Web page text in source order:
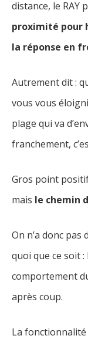
distance, le RAY
proximité pour
la réponse en
Autrement dit :
vous vous
plage qui va
franchement,
Gros point
mais le chemin
On n’a donc
quoi que ce soit
comportement
après coup.
La